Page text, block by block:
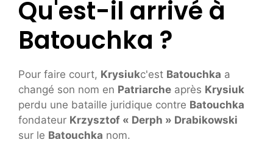
Qu'est-il arrivé à
Batouchka ?
Pour faire court, Krysiukc'est Batouchka a
changé son nom en Patriarche après Krysiuk
perdu une bataille juridique contre Batouchka
fondateur Krzysztof « Derph » Drabikowski
sur le Batouchka nom.